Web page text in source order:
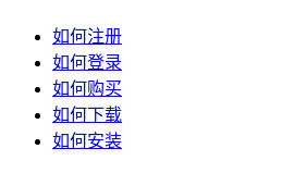
如何注册
如何登录
如何购买
如何下载
如何安装